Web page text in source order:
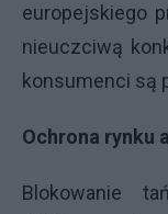
europejskiego
nieuczciwą
konsumenci są
Ochrona rynku
Blokowanie